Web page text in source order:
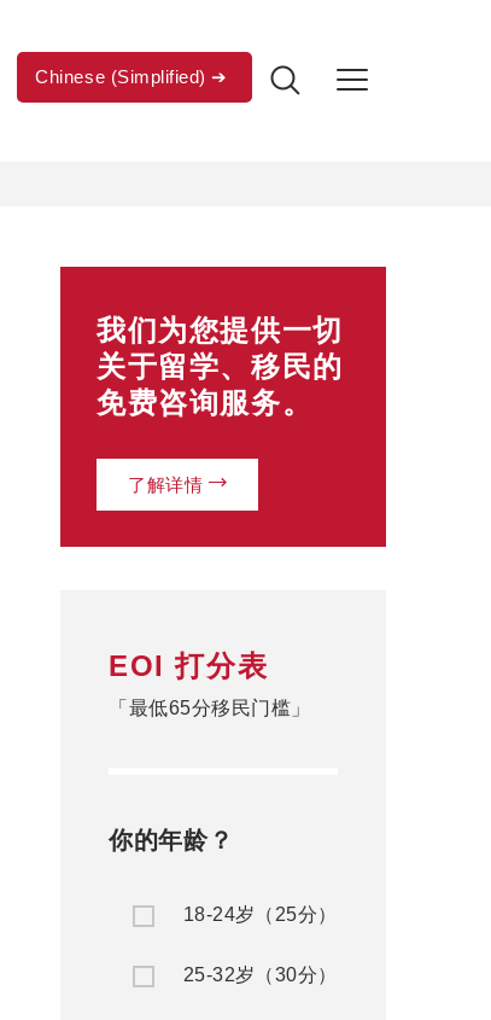
Chinese (Simplified)
我们为您提供一切
关于留学、移民的
免费咨询服务。
了解详情
EOI 打分表
「最低65分移民门槛」
你的年龄？
18-24岁（25分）
25-32岁（30分）